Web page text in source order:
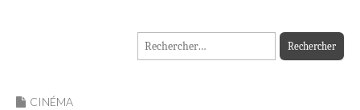
MADININ'ART
Rechercher :
CINÉMA